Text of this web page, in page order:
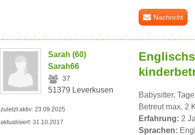
Nachricht
Sarah (60)
Sarah66
37
51379 Leverkusen
zuletzt aktiv: 23.09.2025
aktualisiert: 31.10.2017
Babysitter,
Betreut max. 2
Erfahrung: 2
Sprachen: